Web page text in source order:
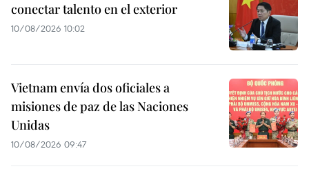
conectar talento en el exterior
10/08/2026 10:02
Vietnam envía dos oficiales a
misiones de paz de las Naciones
Unidas
10/08/2026 09:47